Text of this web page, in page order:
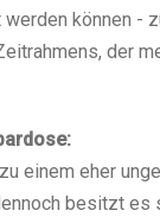
können -
der
einem eher
besitzt es